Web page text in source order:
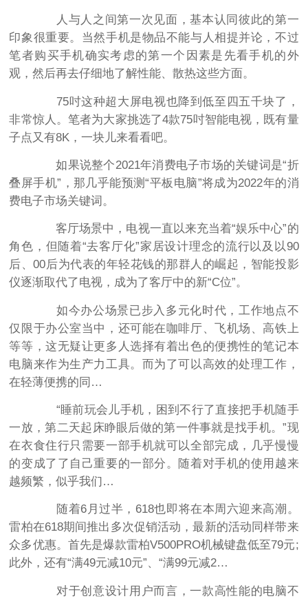
人与人之间第一次见面，基本认同彼此的第一
印象很重要。当然手机是物品不能与人相提并论，不过
笔者购买手机确实考虑的第一个因素是先看手机的外
观，然后再去仔细地了解性能、散热这些方面。
75吋这种超大屏电视也降到低至四五千块了，
非常惊人。笔者为大家挑选了4款75吋智能电视，既有量
子点又有8K，一块儿来看看吧。
如果说整个2021年消费电子市场的关键词是“折
叠屏手机”，那几乎能预测“平板电脑”将成为2022年的消
费电子市场关键词。
客厅场景中，电视一直以来充当着“娱乐中心”的
角色，但随着“去客厅化”家居设计理念的流行以及以90
后、00后为代表的年轻花钱的那群人的崛起，智能投影
仪逐渐取代了电视，成为了客厅中的新“C位”。
如今办公场景已步入多元化时代，工作地点不
仅限于办公室当中，还可能在咖啡厅、飞机场、高铁上
等等，这无疑让更多人选择有着出色的便携性的笔记本
电脑来作为生产力工具。而为了可以高效的处理工作，
在轻薄便携的同…
“睡前玩会儿手机，困到不行了直接把手机随手
一放，第二天起床睁眼后做的第一件事就是找手机。”现
在衣食住行只需要一部手机就可以全部完成，几乎慢慢
的变成了了自己重要的一部分。随着对手机的使用越来
越频繁，似乎我们…
随着6月过半，618也即将在本周六迎来高潮。
雷柏在618期间推出多次促销活动，最新的活动同样带来
众多优惠。首先是爆款雷柏V500PRO机械键盘低至79元;
此外，还有“满49元减10元”、“满99元减2…
对于创意设计用户而言，一款高性能的电脑不